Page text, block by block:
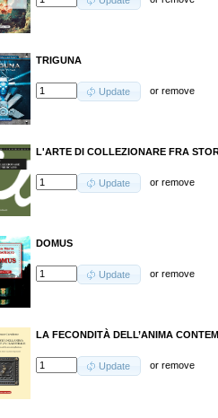
TRIGUNA
Update orremove
L'ARTE DI COLLEZIONARE FRA
Update orremove
DOMUS
Update orremove
LA FECONDITÀ DELL’ANIMA
Update orremove